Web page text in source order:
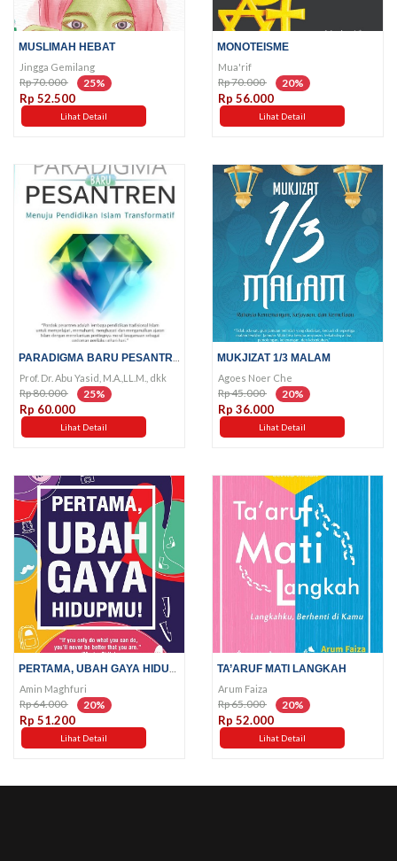
MUSLIMAH HEBAT
Jingga Gemilang
Rp 70.000 25%
Rp 52.500
Lihat Detail
MONOTEISME
Mua'rif
Rp 70.000 20%
Rp 56.000
Lihat Detail
Prof. Dr. Abu Yasid, M.A.,LL.M., dkk
Rp 80.000 25%
Rp 60.000
Lihat Detail
MUKJIZAT 1/3 MALAM
Agoes Noer Che
Rp 45.000 20%
Rp 36.000
Lihat Detail
Amin Maghfuri
Rp 64.000 20%
Rp 51.200
Lihat Detail
TA’ARUF MATI LANGKAH
Arum Faiza
Rp 65.000 20%
Rp 52.000
Lihat Detail